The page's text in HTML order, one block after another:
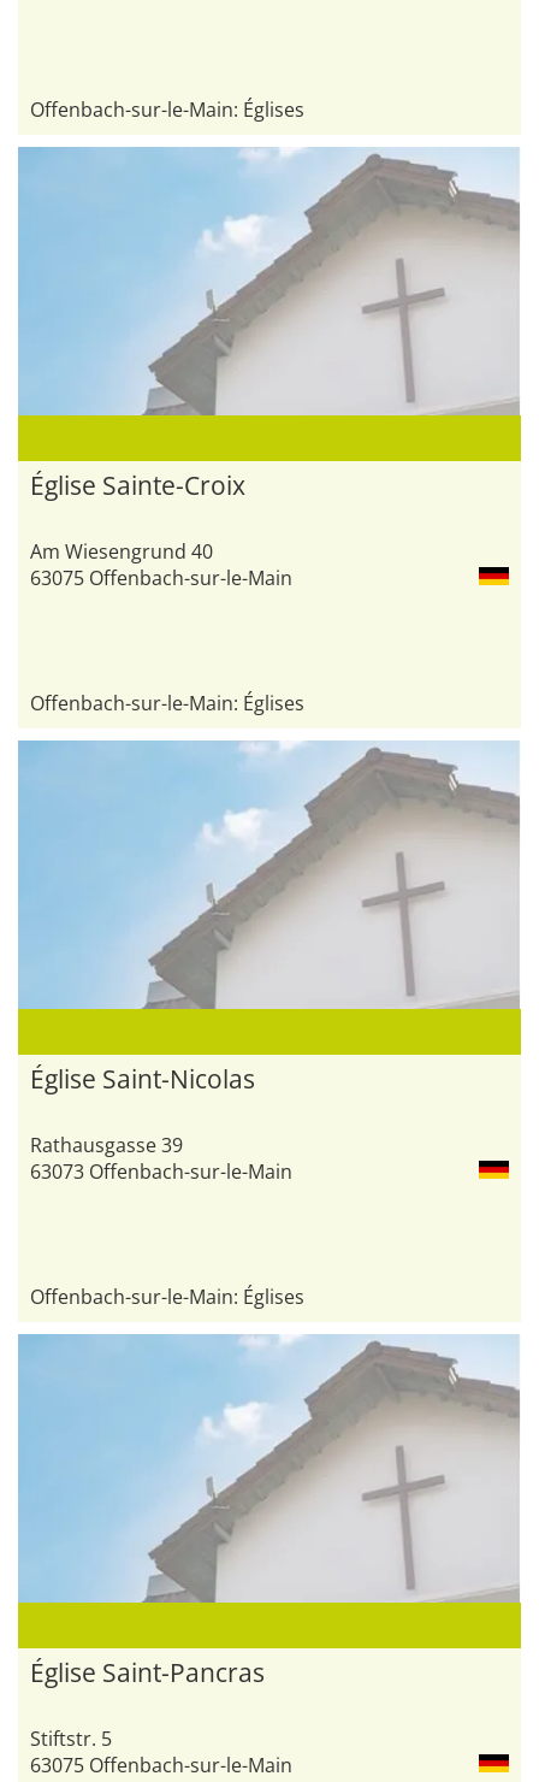
Offenbach-sur-le-Main: Églises
Église Sainte-Croix
Am Wiesengrund 40
63075 Offenbach-sur-le-Main
Offenbach-sur-le-Main: Églises
Église Saint-Nicolas
Rathausgasse 39
63073 Offenbach-sur-le-Main
Offenbach-sur-le-Main: Églises
Église Saint-Pancras
Stiftstr. 5
63075 Offenbach-sur-le-Main